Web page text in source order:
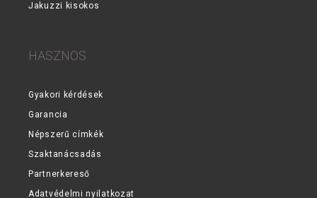
Jakuzzi kisokos
HASZNOS
Gyakori kérdések
Garancia
Népszerű címkék
Szaktanácsadás
Partnerkereső
Adatvédelmi nyilatkozat